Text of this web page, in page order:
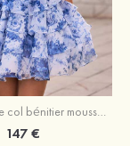
Robe trapèze col bénitier mousseline courte/mini robe de fête de la rentrée avec appliqué
147 €